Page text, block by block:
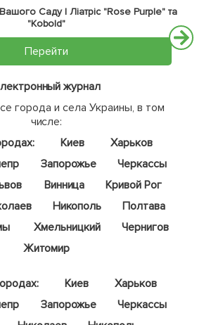
Саду | Ліатріс "Rose Purple" та
"Kobold"
Перейти
журнал
города и села Украины, в том
числе:
Киев
Харьков
Запорожье
Черкассы
Винница
Кривой Рог
Никополь
Полтава
Хмельницкий
Чернигов
Житомир
Киев
Харьков
Запорожье
Черкассы